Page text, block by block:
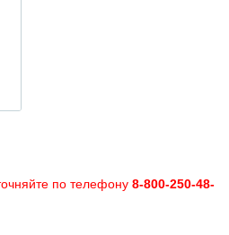
по телефону 8-800-250-48-